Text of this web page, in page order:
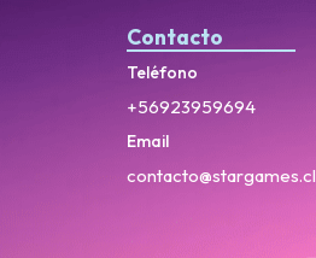
Contacto
Teléfono
+56923959694
Email
contacto@stargames.cl